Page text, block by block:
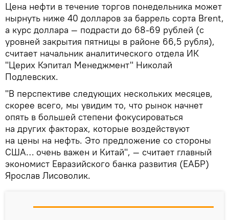
Цена нефти в течение торгов понедельника может
нырнуть ниже 40 долларов за баррель сорта Brent,
а курс доллара — подрасти до 68-69 рублей (с
уровней закрытия пятницы в районе 66,5 рубля),
считает начальник аналитического отдела ИК
"Церих Кэпитал Менеджмент" Николай
Подлевских.
"В перспективе следующих нескольких месяцев,
скорее всего, мы увидим то, что рынок начнет
опять в большей степени фокусироваться
на других факторах, которые воздействуют
на цены на нефть. Это предложение со стороны
США… очень важен и Китай", — считает главный
экономист Евразийского банка развития (ЕАБР)
Ярослав Лисоволик.